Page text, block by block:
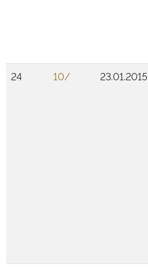
24
10/ 23.01.2015